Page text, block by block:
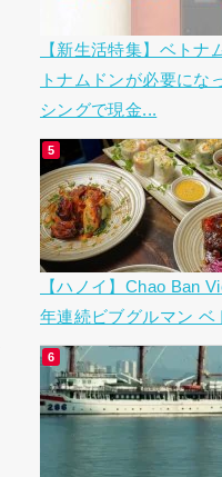
【新生活特集】ベトナ
トナムドンが必要にな
シングで現金...
【ハノイ】Chao Ban
年連続ビブグルマン ベ